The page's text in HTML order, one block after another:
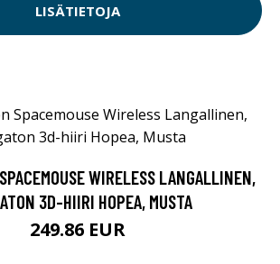
LISÄTIETOJA
WIRELESS LANGALLINEN,
3D-HIIRI HOPEA, MUSTA
249.86 EUR